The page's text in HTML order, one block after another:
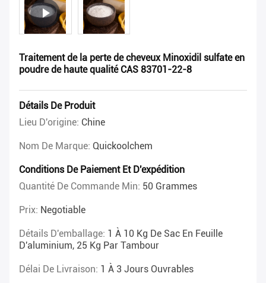
Traitement de la perte de cheveux Minoxidil sulfate en
poudre de haute qualité CAS 83701-22-8
Détails De Produit
Lieu D'origine: Chine
Nom De Marque: Quickoolchem
Conditions De Paiement Et D'expédition
Quantité De Commande Min: 50 Grammes
Prix: Negotiable
Détails D'emballage: 1 À 10 Kg De Sac En Feuille
D'aluminium, 25 Kg Par Tambour
Délai De Livraison: 1 À 3 Jours Ouvrables